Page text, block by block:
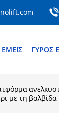
ΓΎΡΟΣ
με τη